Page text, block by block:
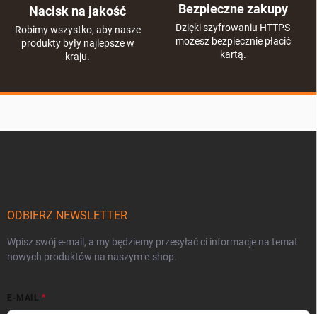
Nacisk na jakość
Robimy wszystko, aby nasze
produkty były najlepsze w
kraju.
Bezpieczne zakupy
Dzięki szyfrowaniu HTTPS
możesz bezpiecznie płacić
kartą.
ODBIERZ NEWSLETTER
Wpisz swój e-mail, a my będziemy przesyłać ci informacje na temat
nowych produktów na naszym e-shop.
E-MAIL